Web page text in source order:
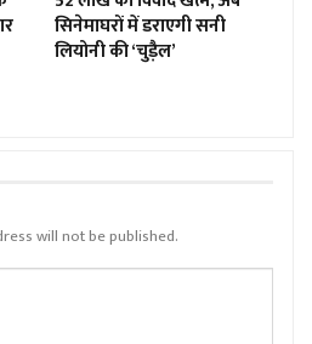
सिनेमाघरों में डराएगी सनी
लियोनी की ‘चुड़ैल’
will not be published.